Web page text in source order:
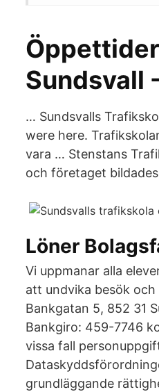
Sundsvall
… Sundsvalls
were here.
vara … Stenstans
och företaget
Löner
Vi uppmanar alla
att undvika besök och
Bankgatan 5, 852 31
Bankgiro: 459-7746
vissa fall
grundläggande